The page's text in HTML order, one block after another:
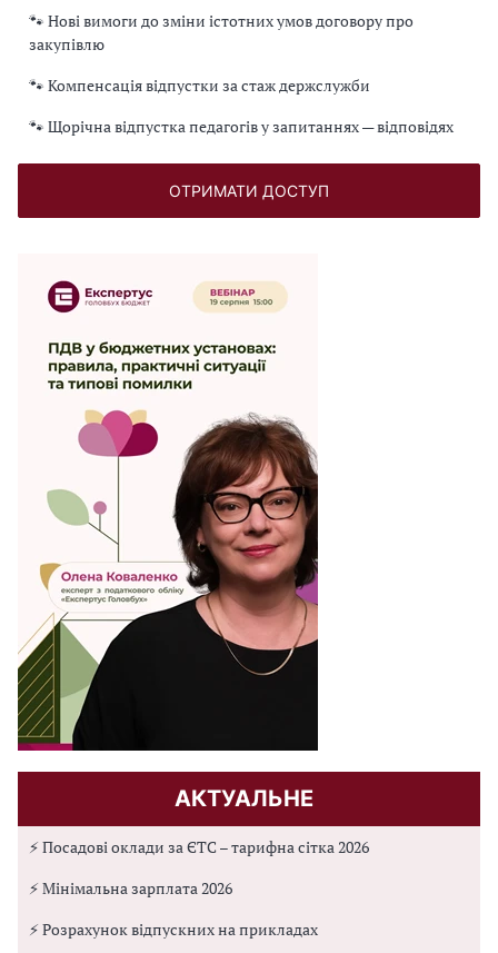
🐾 Нові вимоги до зміни істотних умов договору про
закупівлю
🐾 Компенсація відпустки за стаж держслужби
🐾 Щорічна відпустка педагогів у запитаннях — відповідях
ОТРИМАТИ ДОСТУП
АКТУАЛЬНЕ
⚡ Посадові оклади за ЄТС – тарифна сітка 2026
⚡ Мінімальна зарплата 2026
⚡ Розрахунок відпускних на прикладах